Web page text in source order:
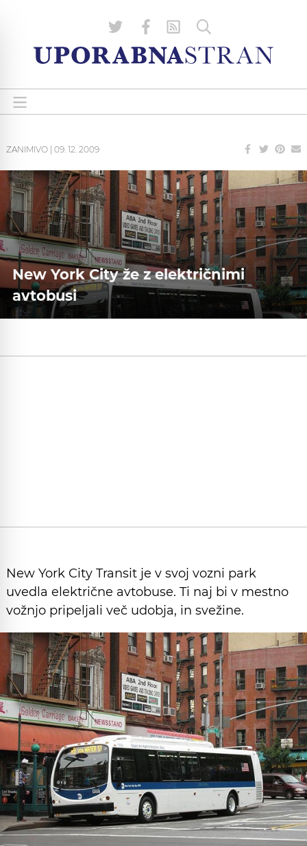
ZANIMIVO 09. 12. 2009
New York City že z električnimi
avtobusi
New York City Transit je v svoj vozni park
uvedla električne avtobuse. Ti naj bi v mestno
vožnjo pripeljali več udobja, in svežine.